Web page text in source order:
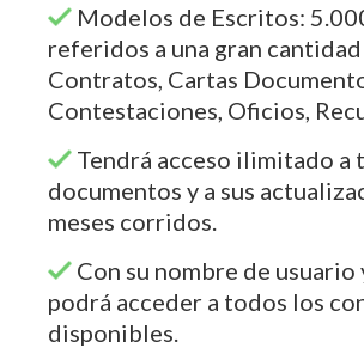
Modelos de Escritos:
referidos a una gran cantidad
Contratos, Cartas
Contestaciones, Oficios,
Tendrá acceso ilimitado a
documentos y a sus
meses corridos.
Con su nombre de usuario
podrá acceder a todos los
disponibles.